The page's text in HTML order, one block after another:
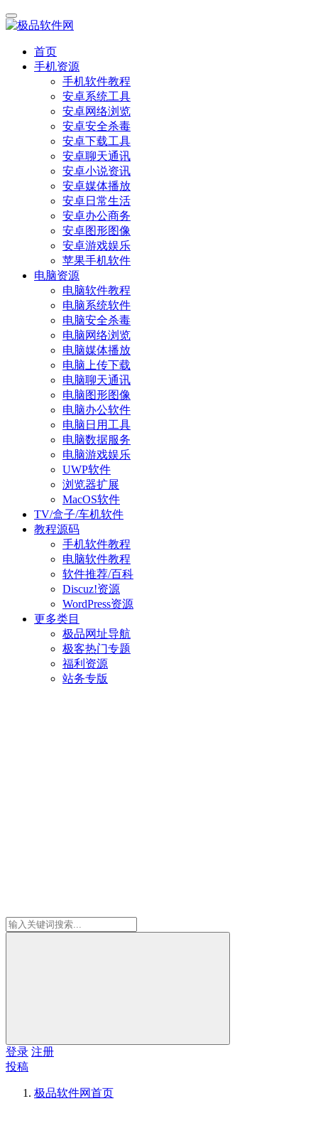
首页
手机资源
手机软件教程
安卓系统工具
安卓网络浏览
安卓安全杀毒
安卓下载工具
安卓聊天通讯
安卓小说资讯
安卓媒体播放
安卓日常生活
安卓办公商务
安卓图形图像
安卓游戏娱乐
苹果手机软件
电脑资源
电脑软件教程
电脑系统软件
电脑安全杀毒
电脑网络浏览
电脑媒体播放
电脑上传下载
电脑聊天通讯
电脑图形图像
电脑办公软件
电脑日用工具
电脑数据服务
电脑游戏娱乐
UWP软件
浏览器扩展
MacOS软件
TV/盒子/车机软件
教程源码
手机软件教程
电脑软件教程
软件推荐/百科
Discuz!资源
WordPress资源
更多类目
极品网址导航
极客热门专题
福利资源
站务专版
登录 注册
投稿
极品软件网首页